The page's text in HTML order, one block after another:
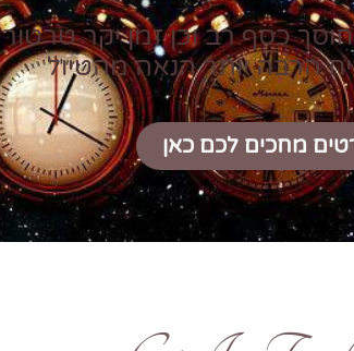
כסף רב וכן זמן יקר טרטור
הרבה יותר הנאה מהטיול
מחכים לכם כאן